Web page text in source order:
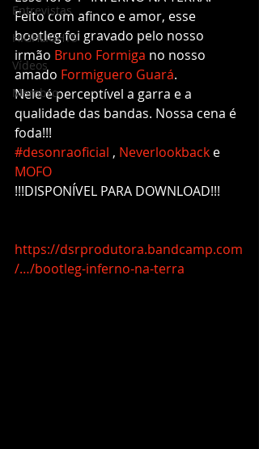
Entrevistas
HIGHLIGHTS
Vídeos
Membro
Feito com afinco e amor, esse
bootleg foi gravado pelo nosso
irmão Bruno Formiga no nosso
amado Formiguero Guará.
Nele é perceptível a garra e a
qualidade das bandas. Nossa cena é
foda!!!
#desonraoficial , Neverlookback e
MOFO
!!!DISPONÍVEL PARA DOWNLOAD!!!
https://dsrprodutora.bandcamp.com
/…/bootleg-inferno-na-terra